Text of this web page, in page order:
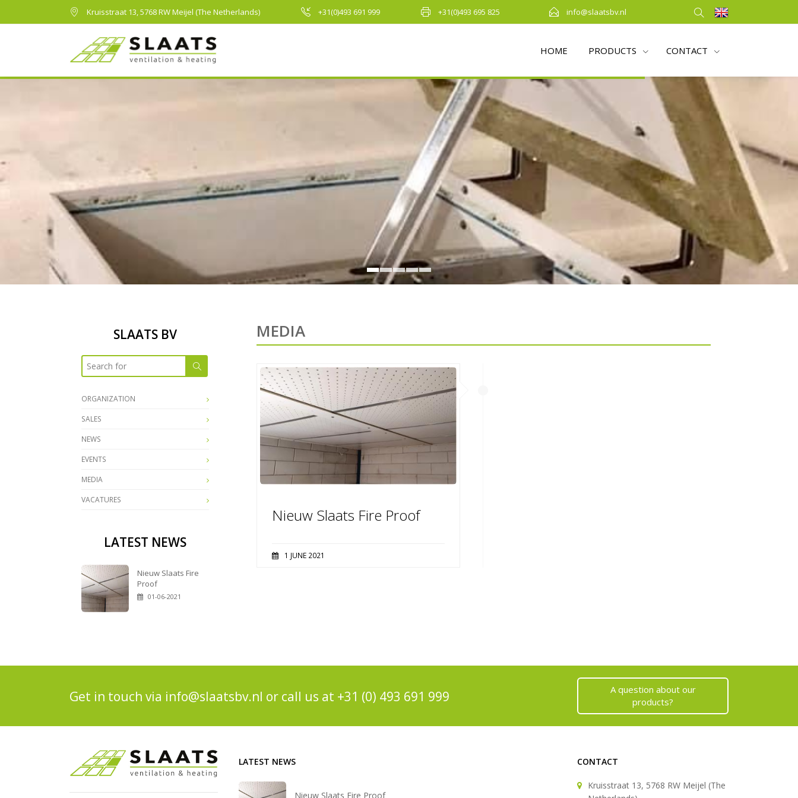
Kruisstraat 13, 5768 RW Meijel (The Netherlands) +31(0)493 691 999 +31(0)493 695 825 info@slaatsbv.nl
HOME PRODUCTS CONTACT
MEDIA
Nieuw Slaats Fire Proof
1 JUNE 2021
SLAATS BV
ORGANIZATION
SALES
NEWS
EVENTS
MEDIA
VACATURES
LATEST NEWS
Nieuw Slaats Fire
Proof
01-06-2021
Get in touch via info@slaatsbv.nl or call us at +31 (0) 493 691 999
A question about our
products?
LATEST NEWS
Nieuw Slaats Fire Proof
CONTACT
Kruisstraat 13, 5768 RW Meijel (The